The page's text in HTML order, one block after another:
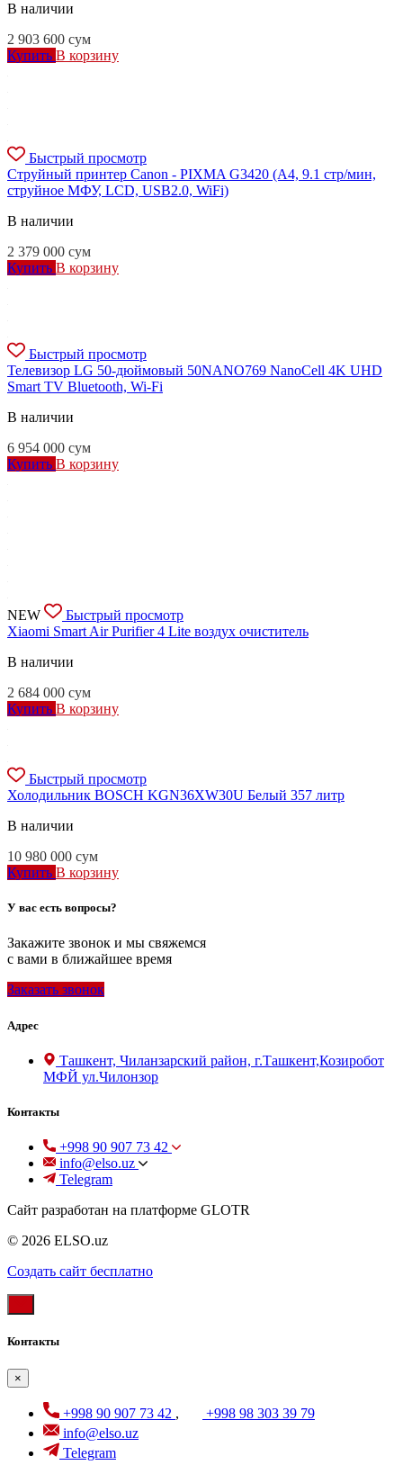
В наличии
2 903 600 сум
Купить В корзину
Быстрый просмотр
Струйный принтер Canon - PIXMA G3420 (A4, 9.1 стр/мин,
струйное МФУ, LCD, USB2.0, WiFi)
В наличии
2 379 000 сум
Купить В корзину
Быстрый просмотр
Телевизор LG 50-дюймовый 50NANO769 NanoCell 4K UHD
Smart TV Bluetooth, Wi-Fi
В наличии
6 954 000 сум
Купить В корзину
NEW
Быстрый просмотр
Xiaomi Smart Air Purifier 4 Lite воздух очиститель
В наличии
2 684 000 сум
Купить В корзину
Быстрый просмотр
Холодильник BOSCH KGN36XW30U Белый 357 литр
В наличии
10 980 000 сум
Купить В корзину
У вас есть вопросы?
Закажите звонок и мы свяжемся
с вами в ближайшее время
Заказать звонок
Адрес
Ташкент, Чиланзарский район, г.Ташкент,Козиробот
МФЙ ул.Чилонзор
Контакты
+998 90 907 73 42
info@elso.uz
Telegram
Сайт разработан на платформе GLOTR
© 2026 ELSO.uz
Создать cайт бесплатно
Контакты
×
+998 90 907 73 42 ,
+998 98 303 39 79
info@elso.uz
Telegram